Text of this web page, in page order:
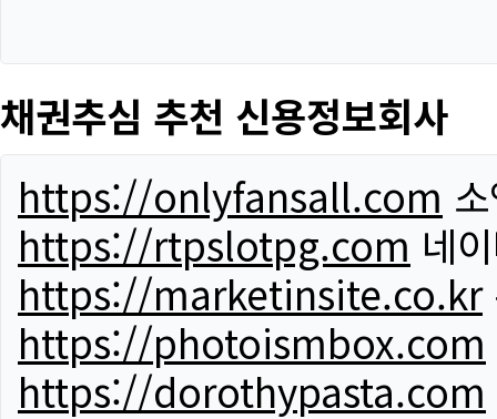
채권추심 추천 신용정보회사
https://onlyfansall.com
https://rtpslotpg.com 네
https://marketinsite.co.kr
https://photoismbox.com
https://dorothypasta.com